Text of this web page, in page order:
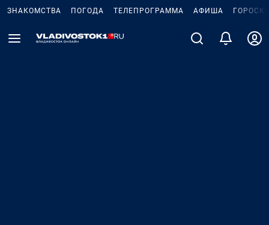
ЗНАКОМСТВА ПОГОДА ТЕЛЕПРОГРАММА АФИША